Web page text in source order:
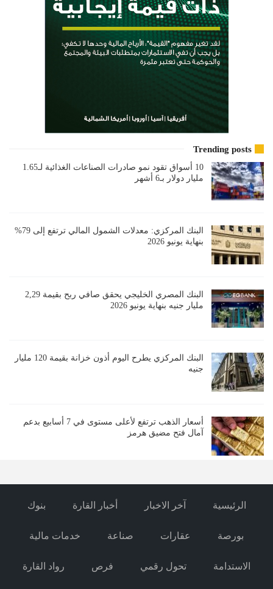
Trending posts
10 أسواق تقود نمو صادرات الصناعات الغذائية لـ1.65
مليار دولار بـ6 أشهر
البنك المركزي: معدلات الشمول المالي ترتفع إلى 79%
بنهاية يونيو 2026
البنك المصري الخليجي يحقق صافي ربح بقيمة 2,29
مليار جنيه بنهاية يونيو 2026
البنك المركزي يطرح اليوم أذون خزانة بقيمة 120 مليار
جنيه
أسعار الذهب ترتفع لأعلى مستوى في 7 أسابيع بدعم
آمال فتح مضيق هرمز
الرئيسية آخر الاخبار أخبار القارة بنوك
بورصة عقارات صناعة خدمات مالية
الاستدامة تحول رقمي فرص رواد القارة